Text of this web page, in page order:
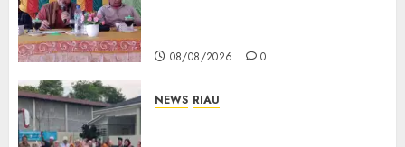
08/08/2026 0
NEWS RIAU